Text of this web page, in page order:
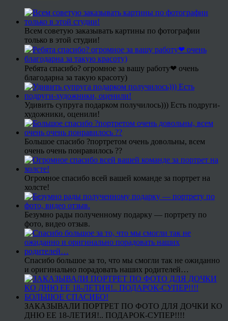
Всем советую заказывать картины по фотографии
только в этой студии!
Ребята спасибо? огромное за вашу работу❤ очень
благодарна за такую красоту)
Удивить супруга подарком получилось))) Есть подруги-
художники, оценили!
Большое спасибо ?портретом очень довольны, всем
очень очень понравилось ??
Огромное спасибо всей вашей команде за портрет на
холсте!
Безумно рады полученному подарку — портрету по
фото, видео отзыв.
Спасибо большое за то, что мы смогли так не ожиданно
и оригинально порадовать наших родителей…
ЗАКАЗЫВАЛИ ПОРТРЕТ ПО ФОТО ДЛЯ ДОЧКИ КО
ДНЮ ЕЕ 18-ЛЕТИЯ!.. ПОДАРОК-СУПЕР!!!!